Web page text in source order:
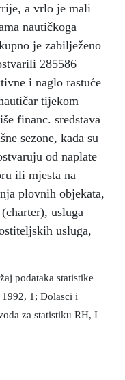
a vrlo je mali
nautičkoga
je zabilježeno
285586
i naglo rastuće
tijekom
financ. sredstava
sezone, kada su
od naplate
ili mjesta na
plovnih objekata,
usluga
usluga,
podataka statistike
1; Dolasci i
za statistiku RH, I–